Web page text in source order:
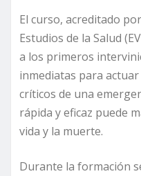
El curso, acreditado
Estudios de la Salud
a los primeros
inmediatas para
críticos de una
rápida y eficaz puede
vida y la muerte.
Durante la formación